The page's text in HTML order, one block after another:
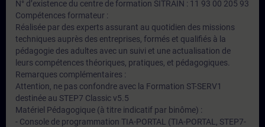
N° d’existence du centre de formation SITRAIN : 11 93 00 205 93
Compétences formateur :
Réalisée par des experts assurant au quotidien des missions
techniques auprès des entreprises, formés et qualifiés à la
pédagogie des adultes avec un suivi et une actualisation de
leurs compétences théoriques, pratiques, et pédagogiques.
Remarques complémentaires :
Attention, ne pas confondre avec la Formation ST-SERV1
destinée au STEP7 Classic v5.5
Matériel Pédagogique (à titre indicatif par binôme) :
- Console de programmation TIA-PORTAL (TIA-PORTAL, STEP7-